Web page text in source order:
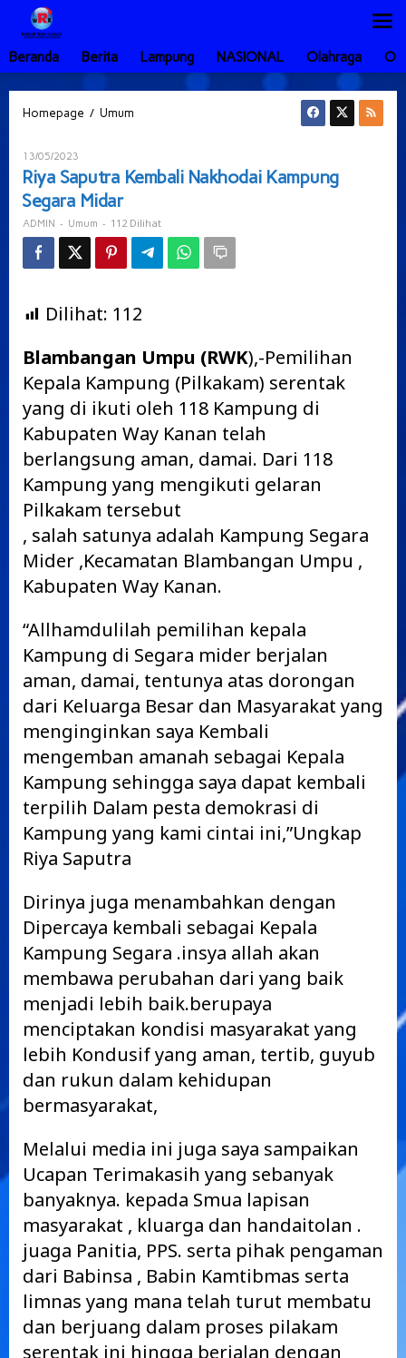
Lewati
konten
Beranda
Berita Lampung NASIONAL Olahraga
Homepage / Umum
Kampung
13/05/2023
Riya Saputra Kembali Nakhodai Kampung
Segara Midar
ADMIN - Umum - 112 Dilihat
Dilihat: 112
Blambangan Umpu (RWK),-Pemilihan
Kepala Kampung (Pilkakam) serentak
yang di ikuti oleh 118 Kampung di
Kabupaten Way Kanan telah
berlangsung aman, damai. Dari 118
Kampung yang mengikuti gelaran
Pilkakam tersebut
, salah satunya adalah Kampung Segara
Mider ,Kecamatan Blambangan Umpu ,
Kabupaten Way Kanan.
“Allhamdulilah pemilihan kepala
Kampung di Segara mider berjalan
aman, damai, tentunya atas dorongan
dari Keluarga Besar dan Masyarakat yang
menginginkan saya Kembali
mengemban amanah sebagai Kepala
Kampung sehingga saya dapat kembali
terpilih Dalam pesta demokrasi di
Kampung yang kami cintai ini,”Ungkap
Riya Saputra
Dirinya juga menambahkan dengan
Dipercaya kembali sebagai Kepala
Kampung Segara .insya allah akan
membawa perubahan dari yang baik
menjadi lebih baik.berupaya
menciptakan kondisi masyarakat yang
lebih Kondusif yang aman, tertib, guyub
dan rukun dalam kehidupan
bermasyarakat,
Melalui media ini juga saya sampaikan
Ucapan Terimakasih yang sebanyak
banyaknya. kepada Smua lapisan
masyarakat , kluarga dan handaitolan .
juaga Panitia, PPS. serta pihak pengaman
dari Babinsa , Babin Kamtibmas serta
limnas yang mana telah turut membatu
dan berjuang dalam proses pilakam
serentak ini hingga berjalan dengan